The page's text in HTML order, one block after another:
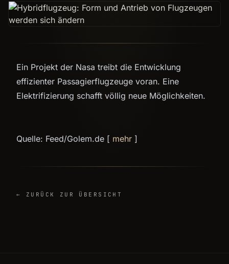
Ein Projekt der Nasa treibt die Entwicklung
effizienter Passagierflugzeuge voran. Eine
Elektrifizierung schafft völlig neue Möglichkeiten.
Quelle: Feed/Golem.de [ mehr ]
← ZURÜCK ZUR ÜBERSICHT